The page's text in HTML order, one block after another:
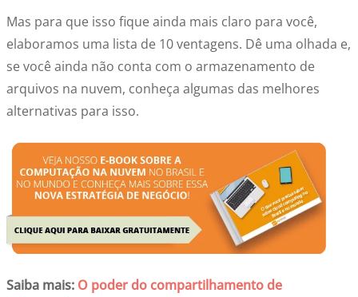
Mas para que isso fique ainda mais claro para você,
elaboramos uma lista de 10 ventagens. Dê uma olhada e,
se você ainda não conta com o armazenamento de
arquivos na nuvem, conheça algumas das melhores
alternativas para isso.
Saiba mais: O poder do compartilhamento de